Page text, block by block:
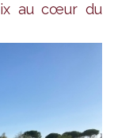
au cœur du